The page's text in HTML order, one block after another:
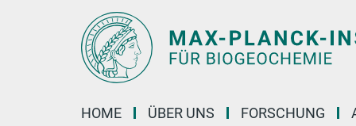
HOME ÜBER UNS FORSCHUNG